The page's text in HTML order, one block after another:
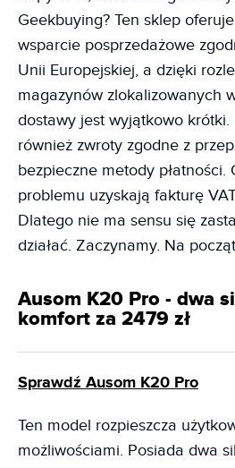
Geekbuying? Ten sklep
wsparcie posprzedażowe
Unii Europejskiej, a dzięki
magazynów zlokalizowanych
dostawy jest wyjątkowo
również zwroty zgodne z
bezpieczne metody płatności.
problemu uzyskają fakturę
Dlatego nie ma sensu się
działać. Zaczynamy. Na
Ausom K20 Pro - dwa
komfort za 2479 zł
Sprawdź Ausom K20 Pro
Ten model rozpieszcza
możliwościami. Posiada dwa